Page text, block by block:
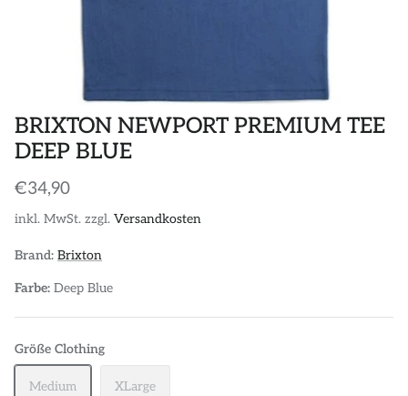
DIVERSE ACCESSORIES
BRIXTON NEWPORT PREMIUM TEE
DEEP BLUE
€34,90
inkl. MwSt. zzgl. Versandkosten
Brand: Brixton
Farbe: Deep Blue
Größe Clothing
Medium XLarge